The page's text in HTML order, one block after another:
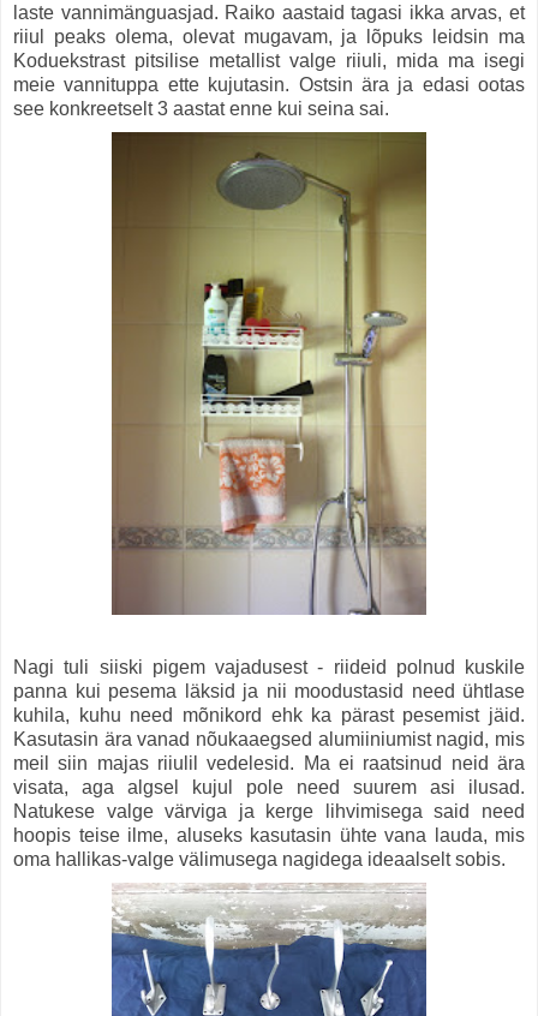
laste vannimänguasjad. Raiko aastaid tagasi ikka arvas, et
riiul peaks olema, olevat mugavam, ja lõpuks leidsin ma
Koduekstrast pitsilise metallist valge riiuli, mida ma isegi
meie vannituppa ette kujutasin. Ostsin ära ja edasi ootas
see konkreetselt 3 aastat enne kui seina sai.
Nagi tuli siiski pigem vajadusest - riideid polnud kuskile
panna kui pesema läksid ja nii moodustasid need ühtlase
kuhila, kuhu need mõnikord ehk ka pärast pesemist jäid.
Kasutasin ära vanad nõukaaegsed alumiiniumist nagid, mis
meil siin majas riiulil vedelesid. Ma ei raatsinud neid ära
visata, aga algsel kujul pole need suurem asi ilusad.
Natukese valge värviga ja kerge lihvimisega said need
hoopis teise ilme, aluseks kasutasin ühte vana lauda, mis
oma hallikas-valge välimusega nagidega ideaalselt sobis.